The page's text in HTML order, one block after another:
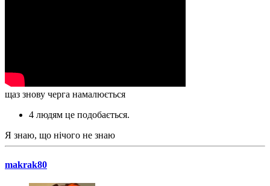
щаз знову черга намалюється
4 людям це подобається.
Я знаю, що нічого не знаю
makrak80